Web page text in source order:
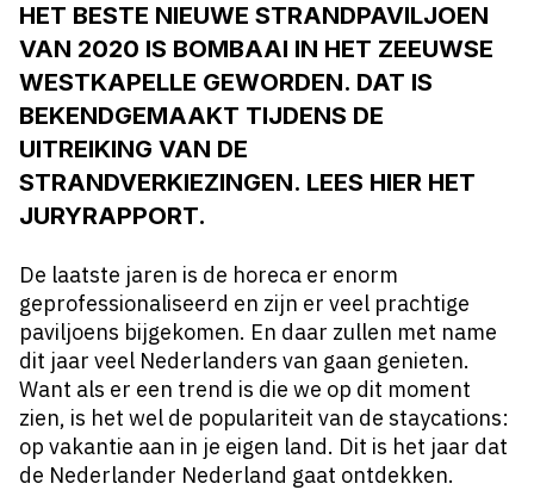
HET BESTE NIEUWE STRANDPAVILJOEN
VAN 2020 IS BOMBAAI IN HET ZEEUWSE
WESTKAPELLE GEWORDEN. DAT IS
BEKENDGEMAAKT TIJDENS DE
UITREIKING VAN DE
STRANDVERKIEZINGEN. LEES HIER HET
JURYRAPPORT.
De laatste jaren is de horeca er enorm
geprofessionaliseerd en zijn er veel prachtige
paviljoens bijgekomen. En daar zullen met name
dit jaar veel Nederlanders van gaan genieten.
Want als er een trend is die we op dit moment
zien, is het wel de populariteit van de staycations:
op vakantie aan in je eigen land. Dit is het jaar dat
de Nederlander Nederland gaat ontdekken.